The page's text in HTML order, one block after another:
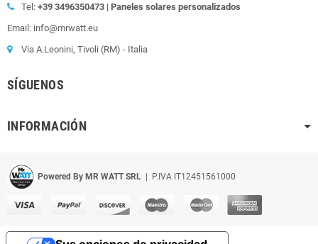
Tel: +39 3496350473 | Paneles solares personalizados
Email: info@mrwatt.eu
Via A.Leonini, Tivoli (RM) - Italia
SÍGUENOS
INFORMACIÓN
Powered By MR WATT SRL | P.IVA IT12451561000